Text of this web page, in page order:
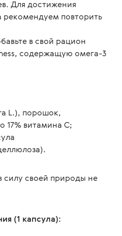
Для достижения
рекомендуем повторить
в свой рацион
содержащую омега-3
L.), порошок,
17% витамина C;
силу своей природы не
(1 капсула):